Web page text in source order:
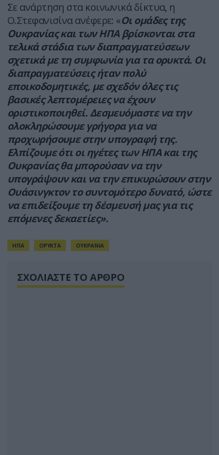
Σε ανάρτηση στα κοινωνικά δίκτυα, η
Ο.Στεφανισίνα ανέφερε: «Οι ομάδες της
Ουκρανίας και των ΗΠΑ βρίσκονται στα
τελικά στάδια των διαπραγματεύσεων
σχετικά με τη συμφωνία για τα ορυκτά. Οι
διαπραγματεύσεις ήταν πολύ
εποικοδομητικές, με σχεδόν όλες τις
βασικές λεπτομέρειες να έχουν
οριστικοποιηθεί. Δεσμευόμαστε να την
ολοκληρώσουμε γρήγορα για να
προχωρήσουμε στην υπογραφή της.
Ελπίζουμε ότι οι ηγέτες των ΗΠΑ και της
Ουκρανίας θα μπορούσαν να την
υπογράψουν και να την επικυρώσουν στην
Ουάσινγκτον το συντομότερο δυνατό, ώστε
να επιδείξουμε τη δέσμευσή μας για τις
επόμενες δεκαετίες».
ΗΠΑ ΟΡΥΚΤΑ ΟΥΚΡΑΝΙΑ
ΣΧΟΛΙΑΣΤΕ ΤΟ ΑΡΘΡΟ